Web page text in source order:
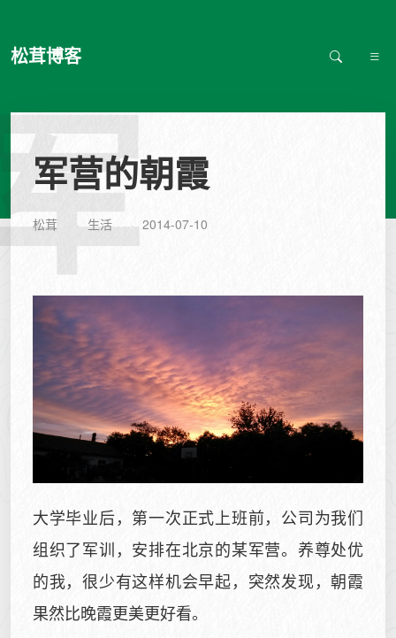
松茸博客
军营的朝霞
松茸 生活 2014-07-10
大学毕业后，第一次正式上班前，公司为我们
组织了军训，安排在北京的某军营。养尊处优
的我，很少有这样机会早起，突然发现，朝霞
果然比晚霞更美更好看。